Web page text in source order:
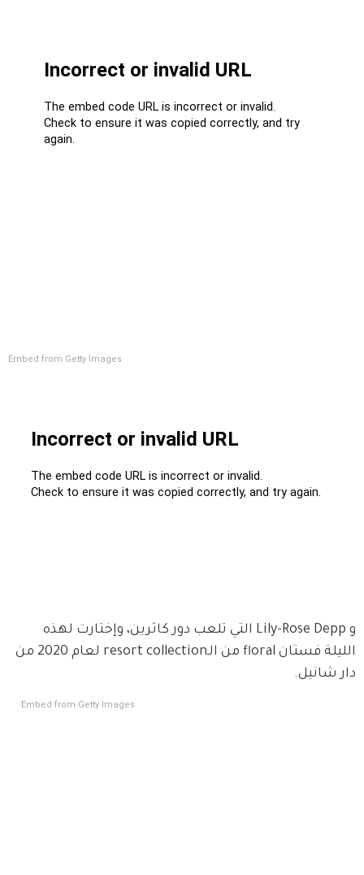
Embed from Getty Images
و Lily-Rose Depp التي تلعب دور كاثرين، وإختارت لهذه
الليلة فستان floral من الـresort collection لعام 2020 من
دار شانيل.
Embed from Getty Images